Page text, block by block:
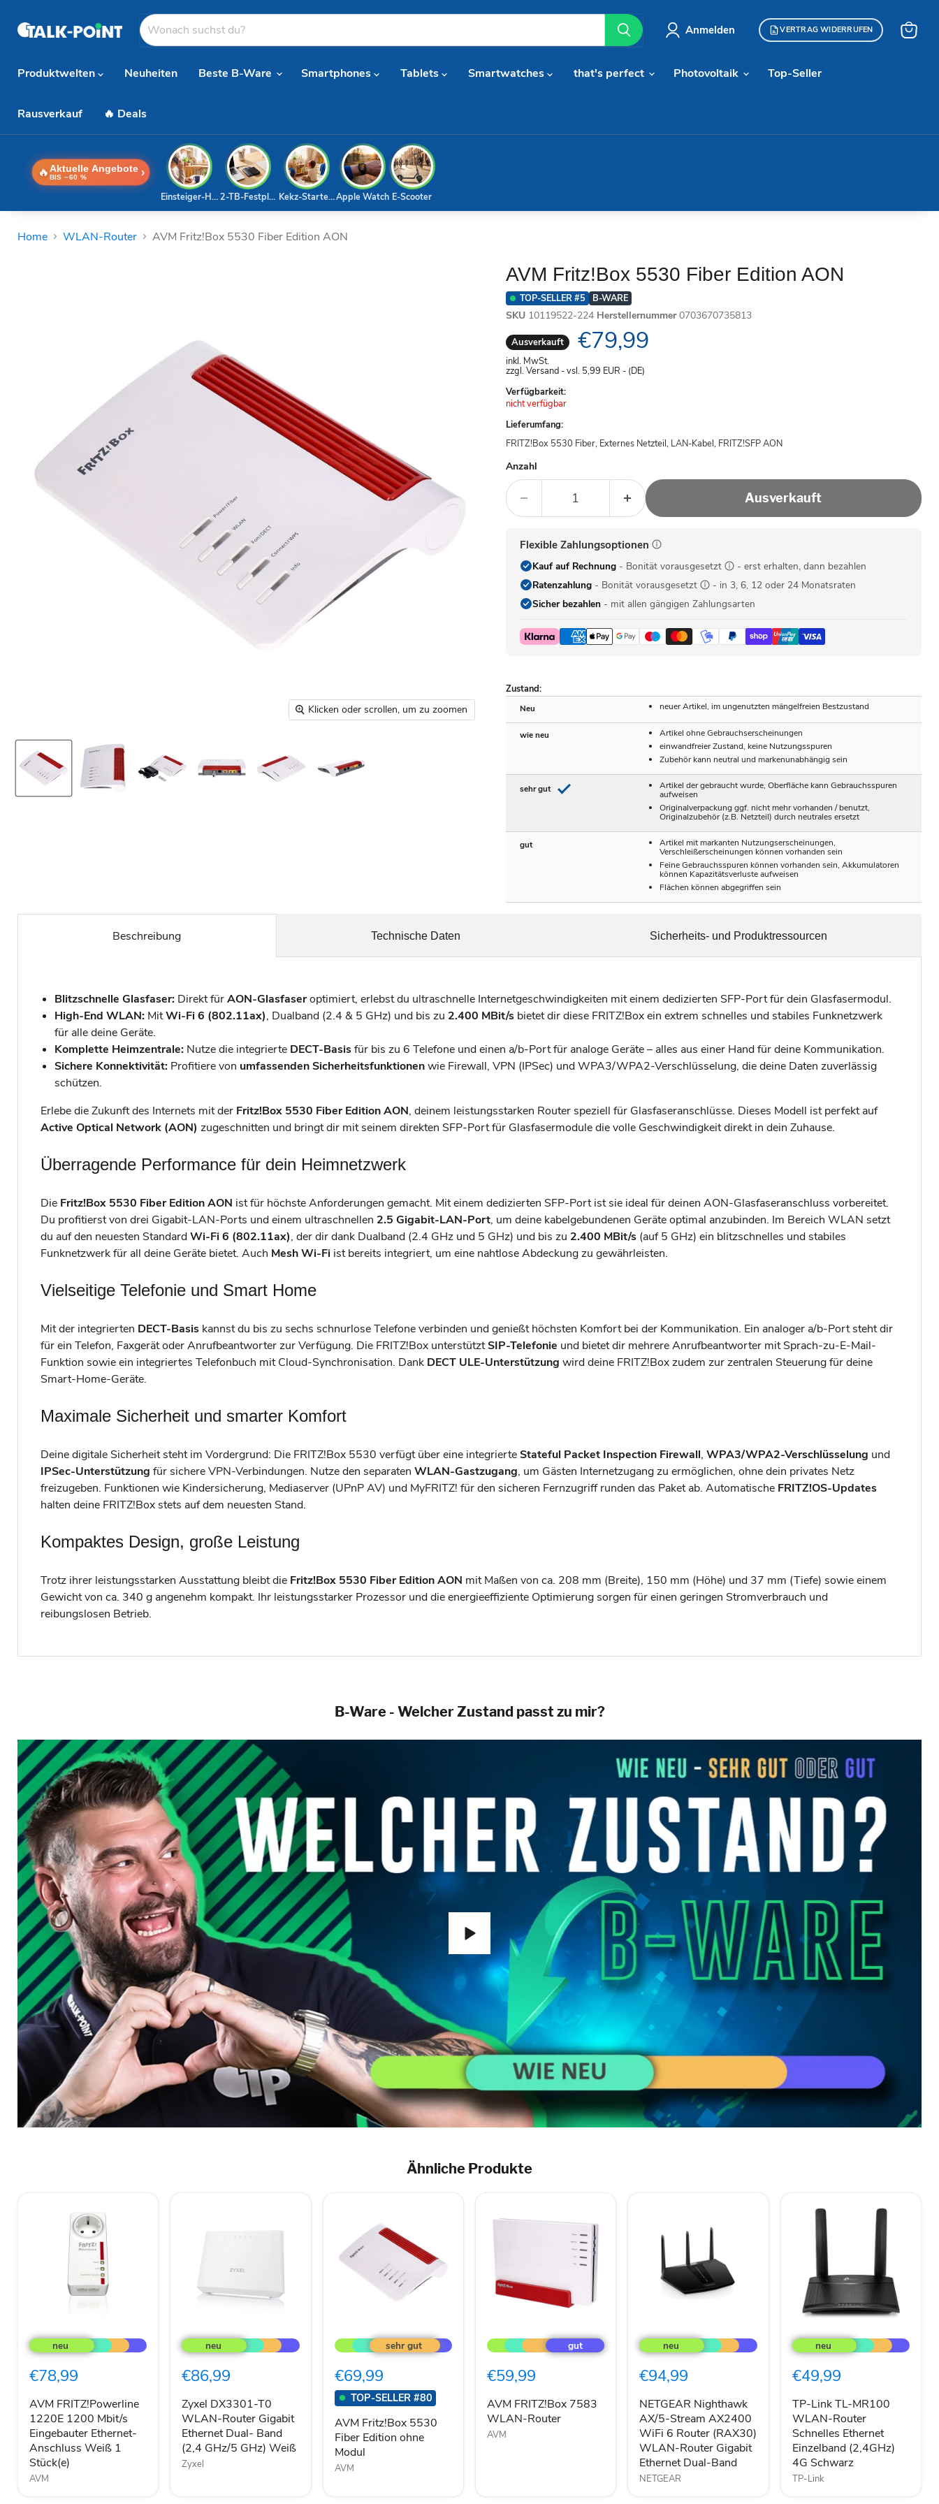
Anmelden VERTRAG WIDERRUFEN
Produktwelten
Neuheiten Beste B-Ware Smartphones Tablets Smartwatches that's perfect Photovoltaik Top-Seller
Rausverkauf 🔥 Deals
🔥 Aktuelle Angebote
BIS −60 % ›
E-Scooter
Apple Watch
Kekz-Starterset
2-TB-Festplatte
Einsteiger-Handy
Home WLAN-Router AVM Fritz!Box 5530 Fiber Edition AON
Klicken oder scrollen, um zu zoomen
AVM Fritz!Box 5530 Fiber Edition AON
TOP-SELLER #5 B-WARE
SKU 10119522-224 Herstellernummer 0703670735813
Ausverkauft Aktueller Preis
€79,99
inkl. MwSt.
zzgl. Versand - vsl. 5,99 EUR - (DE)
Verfügbarkeit:
Achtung:
nicht verfügbar
Lieferumfang:
FRITZ!Box 5530 Fiber, Externes Netzteil, LAN-Kabel, FRITZ!SFP AON
Anzahl
Ausverkauft
Flexible Zahlungsoptionen
Kauf auf Rechnung- Bonität vorausgesetzt
- erst erhalten, dann bezahlen
Ratenzahlung- Bonität vorausgesetzt
- in 3, 6, 12 oder 24 Monatsraten
Sicher bezahlen- mit allen gängigen Zahlungsarten
Zustand:
Neu neuer Artikel, im ungenutzten mängelfreien Bestzustand
wie neu
Artikel ohne Gebrauchserscheinungen
einwandfreier Zustand, keine Nutzungsspuren
Zubehör kann neutral und markenunabhängig sein
sehr gut
Artikel der gebraucht wurde, Oberfläche kann Gebrauchsspuren
aufweisen
Originalverpackung ggf. nicht mehr vorhanden / benutzt,
Originalzubehör (z.B. Netzteil) durch neutrales ersetzt
gut
Artikel mit markanten Nutzungserscheinungen,
Verschleißerscheinungen können vorhanden sein
Feine Gebrauchsspuren können vorhanden sein, Akkumulatoren
können Kapazitätsverluste aufweisen
Flächen können abgegriffen sein
Beschreibung
Blitzschnelle Glasfaser: Direkt fürAON-Glasfaseroptimiert, erlebst du ultraschnelle Internetgeschwindigkeiten mit einem dedizierten SFP-Port für dein Glasfasermodul.
High-End WLAN: MitWi-Fi 6 (802.11ax), Dualband (2.4 & 5 GHz) und bis zu 2.400 MBit/s bietet dir diese FRITZ!Box ein extrem schnelles und stabiles Funknetzwerk
für alle deine Geräte.
Komplette Heimzentrale: Nutze die integrierte DECT-Basisfür bis zu 6 Telefone und einen a/b-Port für analoge Geräte – alles aus einer Hand für deine Kommunikation.
Sichere Konnektivität: Profitiere von umfassenden Sicherheitsfunktionenwie Firewall, VPN (IPSec) und WPA3/WPA2-Verschlüsselung, die deine Daten zuverlässig
schützen.
Erlebe die Zukunft des Internets mit der Fritz!Box 5530 Fiber Edition AON, deinem leistungsstarken Router speziell für Glasfaseranschlüsse. Dieses Modell ist perfekt auf
Active Optical Network (AON) zugeschnitten und bringt dir mit seinem direkten SFP-Port für Glasfasermodule die volle Geschwindigkeit direkt in dein Zuhause.
Überragende Performance für dein Heimnetzwerk
Die Fritz!Box 5530 Fiber Edition AON ist für höchste Anforderungen gemacht. Mit einem dedizierten SFP-Port ist sie ideal für deinen AON-Glasfaseranschluss vorbereitet.
Du profitierst von drei Gigabit-LAN-Ports und einem ultraschnellen 2.5 Gigabit-LAN-Port, um deine kabelgebundenen Geräte optimal anzubinden. Im Bereich WLAN setzt
du auf den neuesten StandardWi-Fi 6 (802.11ax), der dir dank Dualband (2.4 GHz und 5 GHz) und bis zu 2.400 MBit/s (auf 5 GHz) ein blitzschnelles und stabiles
Funknetzwerk für all deine Geräte bietet. Auch Mesh Wi-Fi ist bereits integriert, um eine nahtlose Abdeckung zu gewährleisten.
Vielseitige Telefonie und Smart Home
Mit der integrierten DECT-Basis kannst du bis zu sechs schnurlose Telefone verbinden und genießt höchsten Komfort bei der Kommunikation. Ein analoger a/b-Port steht dir
für ein Telefon, Faxgerät oder Anrufbeantworter zur Verfügung. Die FRITZ!Box unterstütztSIP-Telefonie und bietet dir mehrere Anrufbeantworter mit Sprach-zu-E-Mail-
Funktion sowie ein integriertes Telefonbuch mit Cloud-Synchronisation. Dank DECT ULE-Unterstützung wird deine FRITZ!Box zudem zur zentralen Steuerung für deine
Smart-Home-Geräte.
Maximale Sicherheit und smarter Komfort
Deine digitale Sicherheit steht im Vordergrund: Die FRITZ!Box 5530 verfügt über eine integrierteStateful Packet Inspection Firewall, WPA3/WPA2-Verschlüsselung und
IPSec-Unterstützung für sichere VPN-Verbindungen. Nutze den separaten WLAN-Gastzugang, um Gästen Internetzugang zu ermöglichen, ohne dein privates Netz
freizugeben. Funktionen wie Kindersicherung, Mediaserver (UPnP AV) und MyFRITZ! für den sicheren Fernzugriff runden das Paket ab. Automatische FRITZ!OS-Updates
halten deine FRITZ!Box stets auf dem neuesten Stand.
Kompaktes Design, große Leistung
Trotz ihrer leistungsstarken Ausstattung bleibt die Fritz!Box 5530 Fiber Edition AON mit Maßen von ca. 208 mm (Breite), 150 mm (Höhe) und 37 mm (Tiefe) sowie einem
Gewicht von ca. 340 g angenehm kompakt. Ihr leistungsstarker Prozessor und die energieeffiziente Optimierung sorgen für einen geringen Stromverbrauch und
reibungslosen Betrieb.
Technische Daten Sicherheits- und Produktressourcen
B-Ware - Welcher Zustand passt zu mir?
Ähnliche Produkte
FRITZ!Powerline
1220E
Mbit/s
Ethernet-
Anschluss
Weiß
1
Stück(e)
€78,99
AVM FRITZ!Powerline
1220E 1200 Mbit/s
Eingebauter Ethernet-
Anschluss Weiß 1
Stück(e)
AVM
DX3301-
T0
Router
Ethernet
Dual-
Band
(2,4
GHz/5
GHz)
€86,99
Zyxel DX3301-T0
WLAN-Router Gigabit
Ethernet Dual- Band
(2,4 GHz/5 GHz) Weiß
Zyxel
Fritz!Box
5530
Edition
ohne
Modul
€69,99
TOP-SELLER #80
AVM Fritz!Box 5530
Fiber Edition ohne
Modul
AVM
FRITZ!Box
7583
Router
€59,99
AVM FRITZ!Box 7583
WLAN-Router
AVM
Nighthawk
AX/5-
AX2400
6
Router
(RAX30)
WLAN-
Router
Gigabit
Ethernet
€94,99
NETGEAR Nighthawk
AX/5-Stream AX2400
WiFi 6 Router (RAX30)
WLAN-Router Gigabit
Ethernet Dual-Band
NETGEAR
Link
TL-
WLAN-
Schnelles
Ethernet
Einzelband
(2,4GHz)
4G
Schwarz
€49,99
TP-Link TL-MR100
WLAN-Router
Schnelles Ethernet
Einzelband (2,4GHz)
4G Schwarz
TP-Link